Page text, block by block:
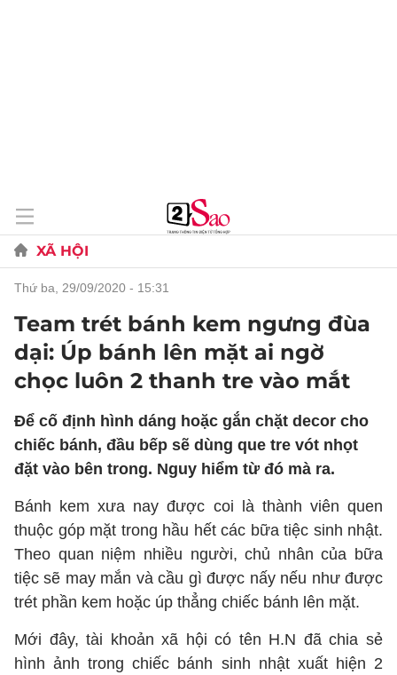
XÃ HỘI
thứ ba, 29/09/2020 - 15:31
Team trét bánh kem ngưng đùa
dại: Úp bánh lên mặt ai ngờ
chọc luôn 2 thanh tre vào mắt
Để cố định hình dáng hoặc gắn chặt decor cho
chiếc bánh, đầu bếp sẽ dùng que tre vót nhọt
đặt vào bên trong. Nguy hiểm từ đó mà ra.
Bánh kem xưa nay được coi là thành viên quen
thuộc góp mặt trong hầu hết các bữa tiệc sinh nhật.
Theo quan niệm nhiều người, chủ nhân của bữa
tiệc sẽ may mắn và cầu gì được nấy nếu như được
trét phần kem hoặc úp thẳng chiếc bánh lên mặt.
Mới đây, tài khoản xã hội có tên H.N đã chia sẻ
hình ảnh trong chiếc bánh sinh nhật xuất hiện 2